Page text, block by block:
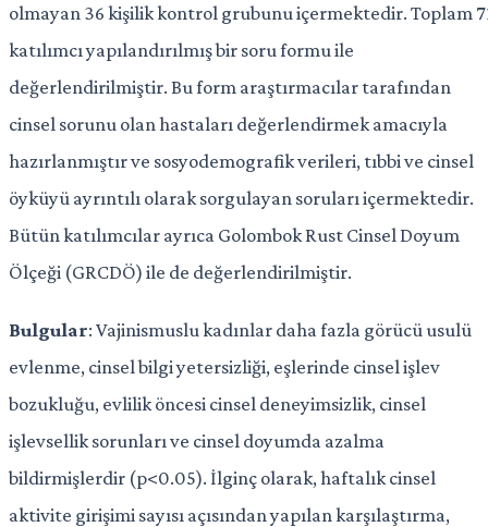
olmayan 36 kişilik kontrol grubunu içermektedir. Toplam
katılımcı yapılandırılmış bir soru formu ile
değerlendirilmiştir. Bu form araştırmacılar tarafından
cinsel sorunu olan hastaları değerlendirmek amacıyla
hazırlanmıştır ve sosyodemografik verileri, tıbbi ve cinsel
öyküyü ayrıntılı olarak sorgulayan soruları içermektedir.
Bütün katılımcılar ayrıca Golombok Rust Cinsel Doyum
Ölçeği (GRCDÖ) ile de değerlendirilmiştir.
Bulgular: Vajinismuslu kadınlar daha fazla görücü usulü
evlenme, cinsel bilgi yetersizliği, eşlerinde cinsel işlev
bozukluğu, evlilik öncesi cinsel deneyimsizlik, cinsel
işlevsellik sorunları ve cinsel doyumda azalma
bildirmişlerdir (p<0.05). İlginç olarak, haftalık cinsel
aktivite girişimi sayısı açısından yapılan karşılaştırma,